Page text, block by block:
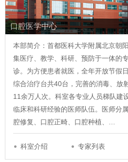
口腔医学中心
本部简介：首都医科大学附属北京朝
集医疗、教学、科研、预防于一体的
诊。为方便患者就医，全年开放节假
综合治疗台共40台，完善的消毒、放
11余万人次。科室各专业人员梯队建
临床和科研经验的医师队伍。医师分
腔修复、口腔正畸、口腔种植、…
科室介绍 专家列表